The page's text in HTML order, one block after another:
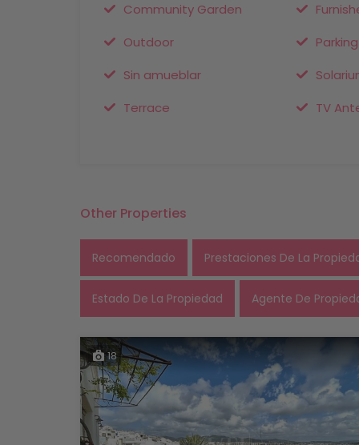
Community Garden
Outdoor
Parking
Sin amueblar
Terrace
TV
Other Properties
Recomendado Prestaciones De La
Estado De La Propiedad Agente De
18